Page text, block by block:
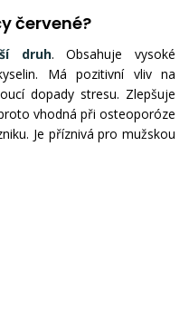
červené?
druh. Obsahuje vysoké
Má pozitivní vliv na
dopady stresu. Zlepšuje
vhodná při osteoporóze
Je příznivá pro mužskou